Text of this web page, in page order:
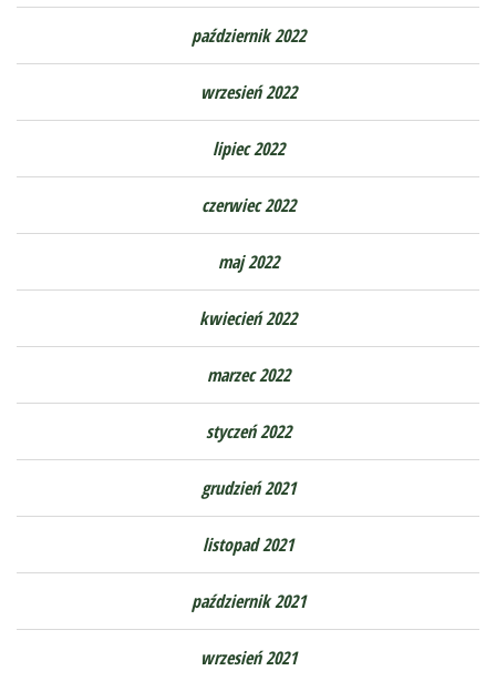
październik 2022
wrzesień 2022
lipiec 2022
czerwiec 2022
maj 2022
kwiecień 2022
marzec 2022
styczeń 2022
grudzień 2021
listopad 2021
październik 2021
wrzesień 2021